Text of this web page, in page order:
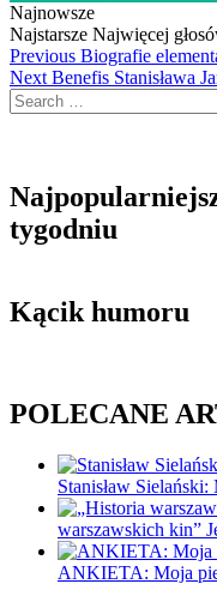
Najnowsze
Najstarsze Najwięcej
Nawigacja
wpisu
Previous Previous
post:
Biografie
Next Next
post:
Benefis Stanisława
Search
…
tygodniu
Kącik humoru
POLECANE
Stanisław
warszawskich kin”
ANKIETA: Moja